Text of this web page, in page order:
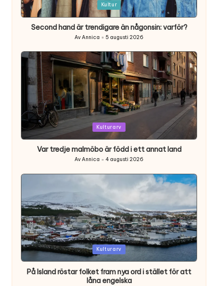
Posted
in
Kultur
Second hand är trendigare än någonsin: varför?
Posted
by
AvAnnica 5 augusti 2026
Posted
Kulturarv
Var tredje malmöbo är född i ett annat land
AvAnnica 4 augusti 2026
Posted
Kulturarv
På Island röstar folket fram nya ord i stället för att
låna engelska